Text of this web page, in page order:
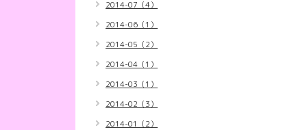
2014-07（4）
2014-06（1）
2014-05（2）
2014-04（1）
2014-03（1）
2014-02（3）
2014-01（2）